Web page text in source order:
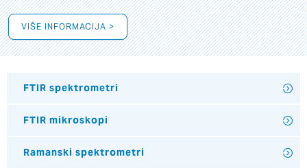
VIŠE INFORMACIJA >
FTIR spektrometri
FTIR mikroskopi
Ramanski spektrometri